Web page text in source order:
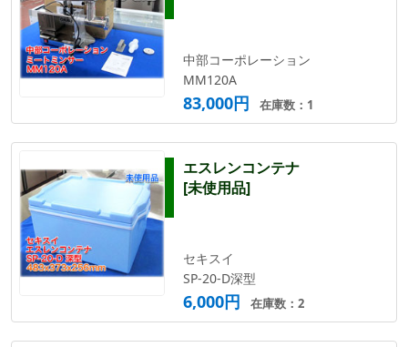
中部コーポレーション
MM120A
83,000円 在庫数：1
エスレンコンテナ
[未使用品]
セキスイ
SP-20-D深型
6,000円 在庫数：2